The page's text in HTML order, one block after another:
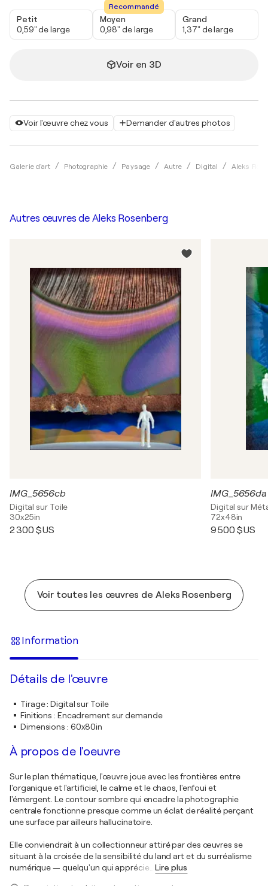
Voir l'œuvre chez vous Demander d'autres photos
Galerie d'art Photographie Paysage Autre Digital Aleks
Petit
0,59" de large
Recommandé
Moyen
0,98" de large
Grand
1,37" de large
Voir en 3D
Autres œuvres de Aleks Rosenberg
IMG_5656cb
Digital sur Toile
30x25in
2 300 $US
IMG_5656da
Digital sur
72x48in
9 500 $US
Voir toutes les œuvres de Aleks Rosenberg
Information
Détails de l'œuvre
Tirage:Digital sur Toile
Finitions : Encadrement sur demande
Dimensions : 60x80in
À propos de l'oeuvre
Sur le plan thématique, l'œuvre joue avec les frontières entre
l'organique et l'artificiel, le calme et le chaos, l'enfoui et
l'émergent. Le contour sombre qui encadre la photographie
centrale fonctionne presque comme un éclat de réalité perçant
une surface par ailleurs hallucinatoire.
Elle conviendrait à un collectionneur attiré par des œuvres se
situant à la croisée de la sensibilité du land art et du surréalisme
numérique — quelqu'un qui apprécie
Lire plus